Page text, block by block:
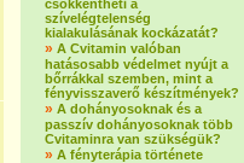
csökkentheti a
szívelégtelenség
kialakulásának kockázatát?
» A Cvitamin valóban
hatásosabb védelmet nyújt a
bőrrákkal szemben, mint a
fényvisszaverő készítmények?
» A dohányosoknak és a
passzív dohányosoknak több
Cvitaminra van szükségük?
» A fényterápia története